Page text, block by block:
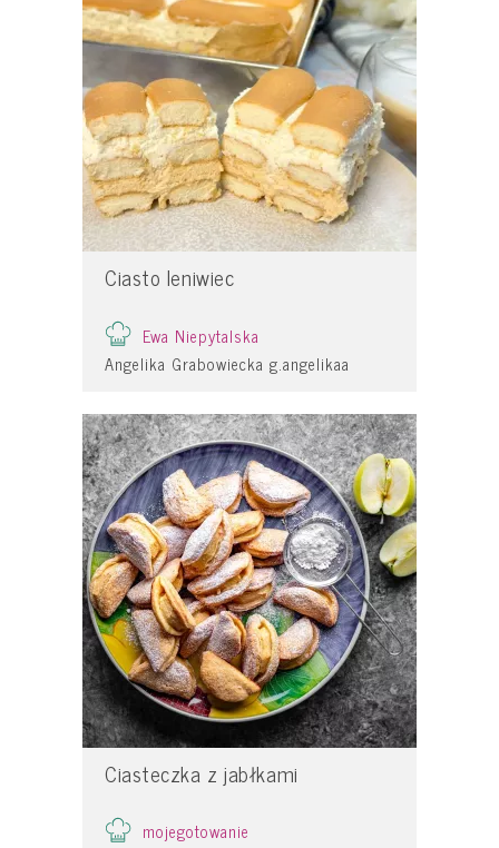
Ciasto leniwiec
Ewa Niepytalska
Angelika Grabowiecka g.angelikaa
Ciasteczka z jabłkami
mojegotowanie